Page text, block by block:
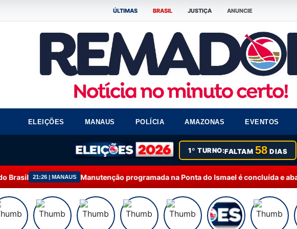
ÚLTIMAS BRASIL JUSTIÇA ANUNCIE
ELEIÇÕES MANAUS POLÍCIA AMAZONAS EVENTOS
1º TURNO:FALTAM 58 DIAS
21:26 | MANAUS Manutenção programada na Ponta do Ismael é concluída e